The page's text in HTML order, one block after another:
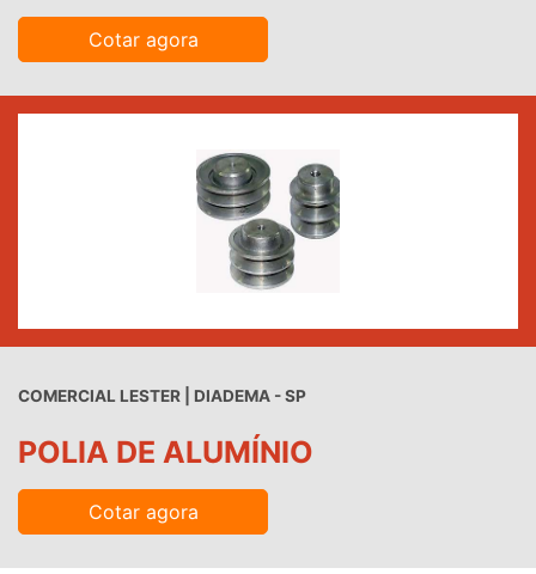
Cotar agora
COMERCIAL LESTER | DIADEMA - SP
POLIA DE ALUMÍNIO
Cotar agora